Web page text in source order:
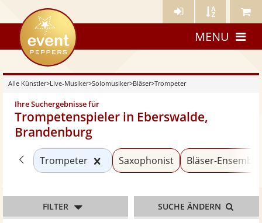
Künstler- Künstler Meine
eventpeppers
MENU
Alle Künstler>Live-Musiker>Solomusiker>Bläser>Trompeter
Ihre Suchergebnisse für
Trompetenspieler in Eberswalde,
Brandenburg
Zurück zu «Bläser»
Trompeter Kategorie «Trompeter»
Saxophonist Bläser-Ensemble
FILTER SUCHE ÄNDERN